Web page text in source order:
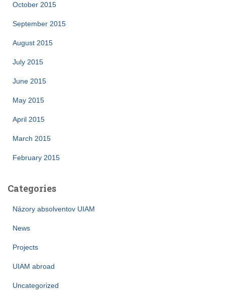
October 2015
September 2015
August 2015
July 2015
June 2015
May 2015
April 2015
March 2015
February 2015
Categories
Názory absolventov UIAM
News
Projects
UIAM abroad
Uncategorized